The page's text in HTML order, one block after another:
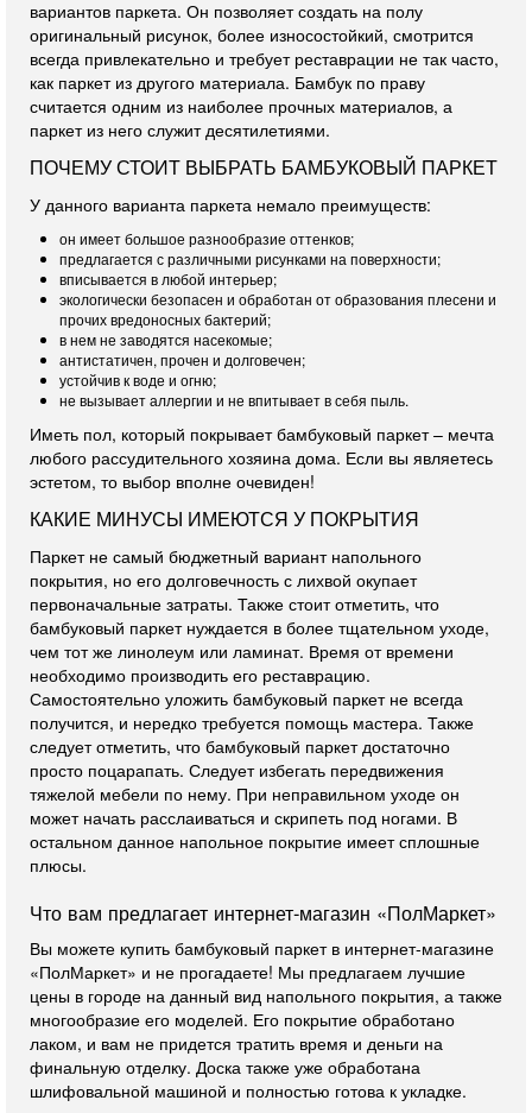
вариантов паркета. Он позволяет создать на полу
оригинальный рисунок, более износостойкий, смотрится
всегда привлекательно и требует реставрации не так часто,
как паркет из другого материала. Бамбук по праву
считается одним из наиболее прочных материалов, а
паркет из него служит десятилетиями.
ПОЧЕМУ СТОИТ ВЫБРАТЬ БАМБУКОВЫЙ ПАРКЕТ
У данного варианта паркета немало преимуществ:
он имеет большое разнообразие оттенков;
предлагается с различными рисунками на поверхности;
вписывается в любой интерьер;
экологически безопасен и обработан от образования плесени и
прочих вредоносных бактерий;
в нем не заводятся насекомые;
антистатичен, прочен и долговечен;
устойчив к воде и огню;
не вызывает аллергии и не впитывает в себя пыль.
Иметь пол, который покрывает бамбуковый паркет – мечта
любого рассудительного хозяина дома. Если вы являетесь
эстетом, то выбор вполне очевиден!
КАКИЕ МИНУСЫ ИМЕЮТСЯ У ПОКРЫТИЯ
Паркет не самый бюджетный вариант напольного
покрытия, но его долговечность с лихвой окупает
первоначальные затраты. Также стоит отметить, что
бамбуковый паркет нуждается в более тщательном уходе,
чем тот же линолеум или ламинат. Время от времени
необходимо производить его реставрацию.
Самостоятельно уложить бамбуковый паркет не всегда
получится, и нередко требуется помощь мастера. Также
следует отметить, что бамбуковый паркет достаточно
просто поцарапать. Следует избегать передвижения
тяжелой мебели по нему. При неправильном уходе он
может начать расслаиваться и скрипеть под ногами. В
остальном данное напольное покрытие имеет сплошные
плюсы.
Что вам предлагает интернет-магазин «ПолМаркет»
Вы можете купить бамбуковый паркет в интернет-магазине
«ПолМаркет» и не прогадаете! Мы предлагаем лучшие
цены в городе на данный вид напольного покрытия, а также
многообразие его моделей. Его покрытие обработано
лаком, и вам не придется тратить время и деньги на
финальную отделку. Доска также уже обработана
шлифовальной машиной и полностью готова к укладке.